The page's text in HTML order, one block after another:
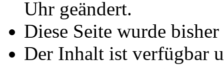
Uhr geändert.
Diese Seite wurde
Der Inhalt ist verfügbar